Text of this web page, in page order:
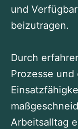
und
beizutragen.
Durch
Prozesse
Arbeitsalltag